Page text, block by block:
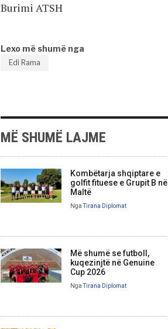
Burimi ATSH
Lexo më shumë nga
Edi Rama
MË SHUMË LAJME
Kombëtarja shqiptare e
golfit fituese e Grupit B në
Maltë
NgaTirana Diplomat
Më shumë se futboll,
kuqezinjtë në Genuine
Cup 2026
NgaTirana Diplomat